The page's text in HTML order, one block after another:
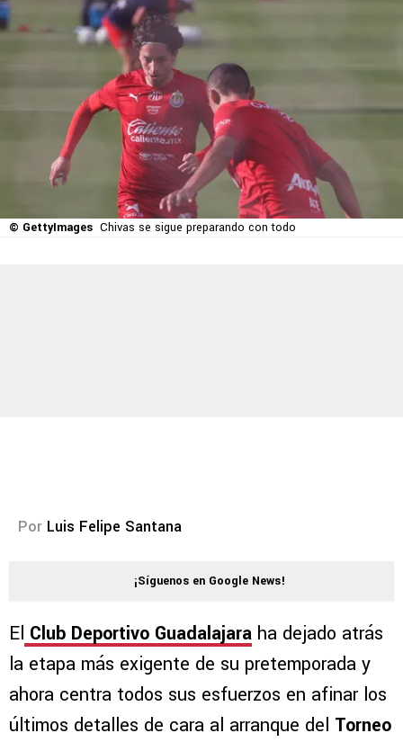
© GettyImages Chivas se sigue preparando con todo
Por Luis Felipe Santana
¡Síguenos en Google News!
El Club Deportivo Guadalajara ha dejado atrás
la etapa más exigente de su pretemporada y
ahora centra todos sus esfuerzos en afinar los
últimos detalles de cara al arranque del Torneo